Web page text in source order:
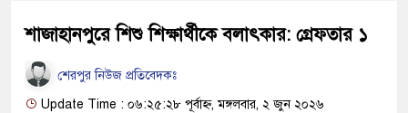
শাজাহানপুরে শিশু শিক্ষার্থীকে বলাৎকার: গ্রেফতার ১
শেরপুর নিউজ প্রতিবেদকঃ
Update Time : ০৬:২৫:২৮ পূর্বাহ্ন, মঙ্গলবার, ২ জুন ২০২৬